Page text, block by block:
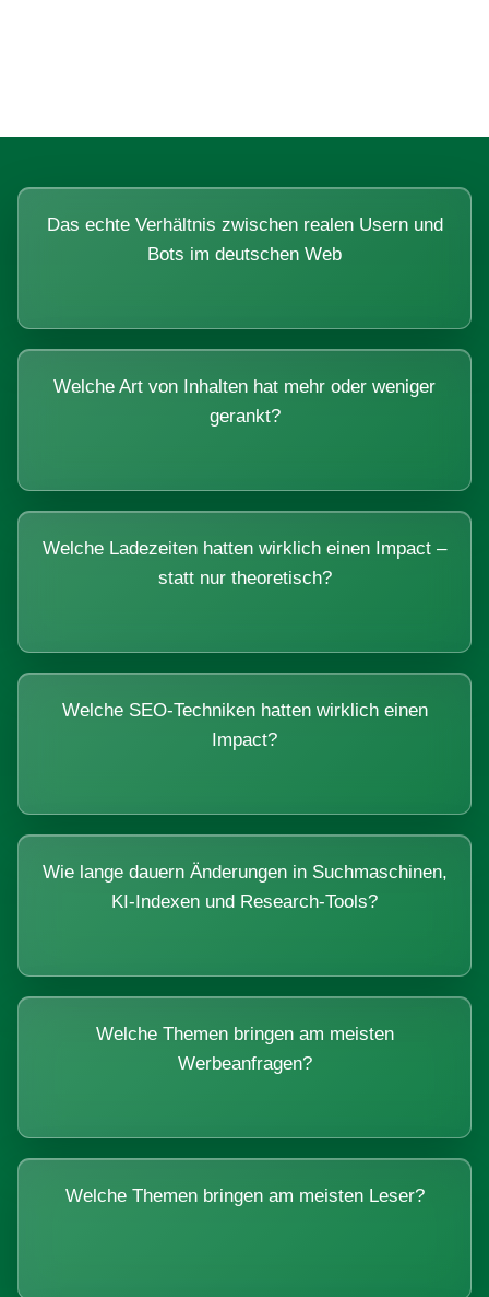
Das echte Verhältnis zwischen realen Usern und
Bots im deutschen Web
Welche Art von Inhalten hat mehr oder weniger
gerankt?
Welche Ladezeiten hatten wirklich einen Impact –
statt nur theoretisch?
Welche SEO-Techniken hatten wirklich einen
Impact?
Wie lange dauern Änderungen in Suchmaschinen,
KI-Indexen und Research-Tools?
Welche Themen bringen am meisten
Werbeanfragen?
Welche Themen bringen am meisten Leser?